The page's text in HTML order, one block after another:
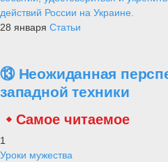
действий России на Украине.
28 января Статьи
⑬ Неожиданная
западной техники
Самое читаемое
1
Уроки мужества